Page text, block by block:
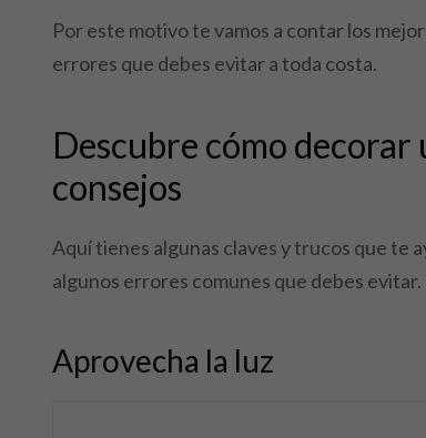
Por este motivo te vamos a contar los
errores que debes evitar a toda costa.
Descubre cómo decorar
consejos
Aquí tienes algunas claves y trucos que te
algunos errores comunes que debes evitar.
Aprovecha la luz